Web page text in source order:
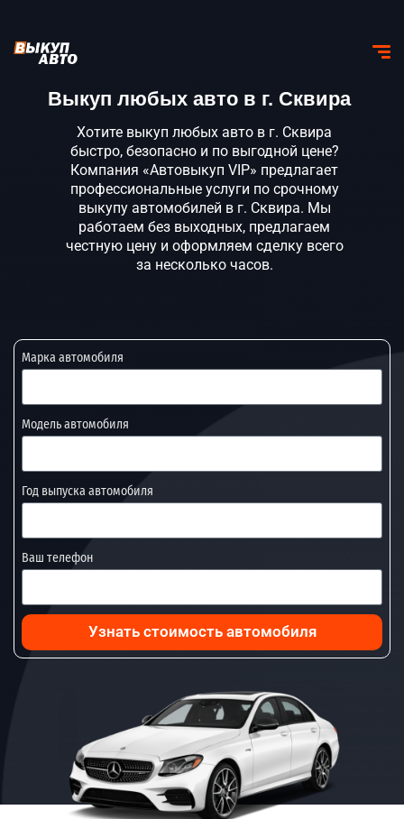
Выкуп любых авто в г. Сквира
Хотите выкуп любых авто в г. Сквира
быстро, безопасно и по выгодной цене?
Компания «Автовыкуп VIP» предлагает
профессиональные услуги по срочному
выкупу автомобилей в г. Сквира. Мы
работаем без выходных, предлагаем
честную цену и оформляем сделку всего
за несколько часов.
Марка автомобиля
Модель автомобиля
Год выпуска автомобиля
Ваш телефон
Узнать стоимость автомобиля